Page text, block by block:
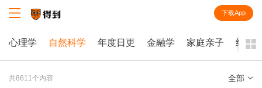
下载App
心理学 自然科学 年度日更 金融学 家庭亲子 经济
共8611个内容 全部